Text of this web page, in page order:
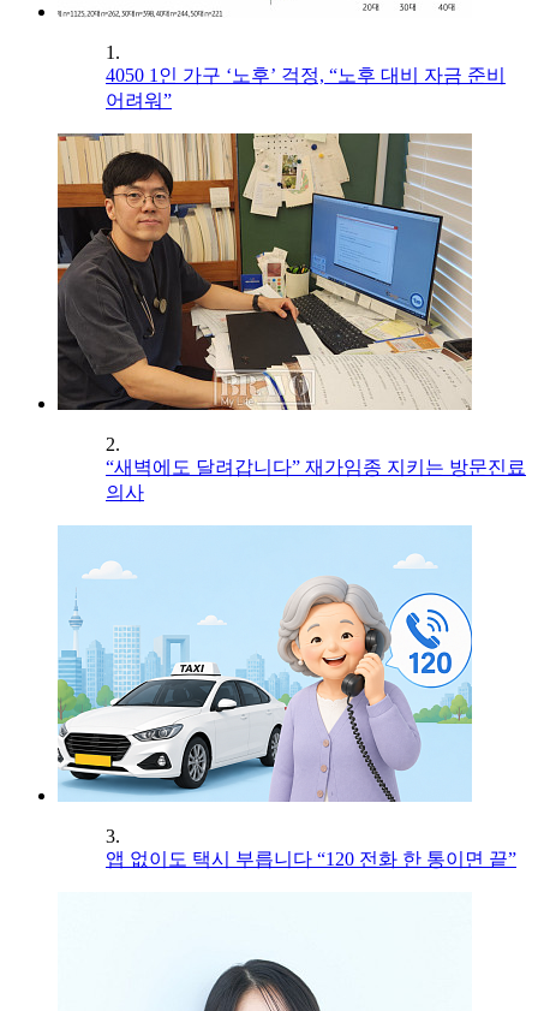
1.
4050 1인 가구 ‘노후’ 걱정, “노후 대비 자금 준비
어려워”
2.
“새벽에도 달려갑니다” 재가임종 지키는 방문진료
의사
3.
앱 없이도 택시 부릅니다 “120 전화 한 통이면 끝”